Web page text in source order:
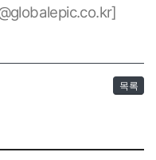
목록